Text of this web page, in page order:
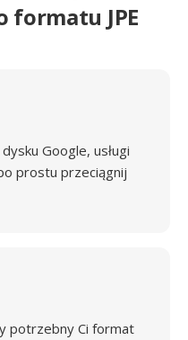
formatu JPE
Google, usługi
prostu przeciągnij
potrzebny Ci format